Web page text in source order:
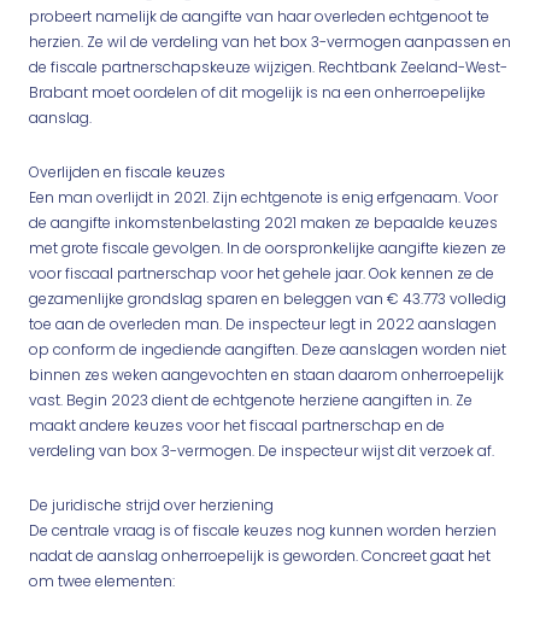
probeert namelijk de aangifte van haar overleden echtgenoot te
herzien. Ze wil de verdeling van het box 3-vermogen aanpassen en
de fiscale partnerschapskeuze wijzigen. Rechtbank Zeeland-West-
Brabant moet oordelen of dit mogelijk is na een onherroepelijke
aanslag.
Overlijden en fiscale keuzes
Een man overlijdt in 2021. Zijn echtgenote is enig erfgenaam. Voor
de aangifte inkomstenbelasting 2021 maken ze bepaalde keuzes
met grote fiscale gevolgen. In de oorspronkelijke aangifte kiezen ze
voor fiscaal partnerschap voor het gehele jaar. Ook kennen ze de
gezamenlijke grondslag sparen en beleggen van € 43.773 volledig
toe aan de overleden man. De inspecteur legt in 2022 aanslagen
op conform de ingediende aangiften. Deze aanslagen worden niet
binnen zes weken aangevochten en staan daarom onherroepelijk
vast. Begin 2023 dient de echtgenote herziene aangiften in. Ze
maakt andere keuzes voor het fiscaal partnerschap en de
verdeling van box 3-vermogen. De inspecteur wijst dit verzoek af.
De juridische strijd over herziening
De centrale vraag is of fiscale keuzes nog kunnen worden herzien
nadat de aanslag onherroepelijk is geworden. Concreet gaat het
om twee elementen: